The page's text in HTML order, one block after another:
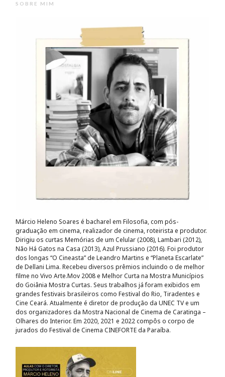
SOBRE MIM
Márcio Heleno Soares é bacharel em Filosofia, com pós-
graduação em cinema, realizador de cinema, roteirista e produtor.
Dirigiu os curtas Memórias de um Celular (2008), Lambari (2012),
Não Há Gatos na Casa (2013), Azul Prussiano (2016). Foi produtor
dos longas “O Cineasta” de Leandro Martins e “Planeta Escarlate”
de Dellani Lima. Recebeu diversos prêmios incluindo o de melhor
filme no Vivo Arte.Mov 2008 e Melhor Curta na Mostra Municípios
do Goiânia Mostra Curtas. Seus trabalhos já foram exibidos em
grandes festivais brasileiros como Festival do Rio, Tiradentes e
Cine Ceará. Atualmente é diretor de produção da UNEC TV e um
dos organizadores da Mostra Nacional de Cinema de Caratinga –
Olhares do Interior. Em 2020, 2021 e 2022 compôs o corpo de
jurados do Festival de Cinema CINEFORTE da Paraíba.